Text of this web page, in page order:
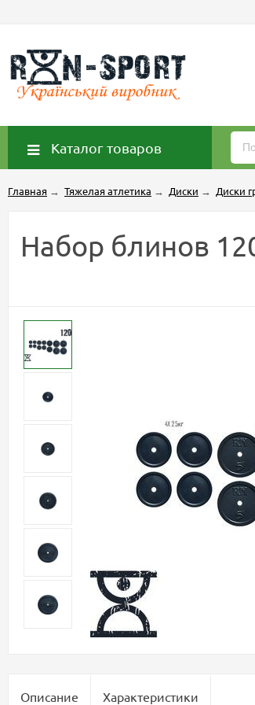
Каталог товаров
Главная → Тяжелая атлетика → Диски → Диски
Набор блинов
Описание Характеристики